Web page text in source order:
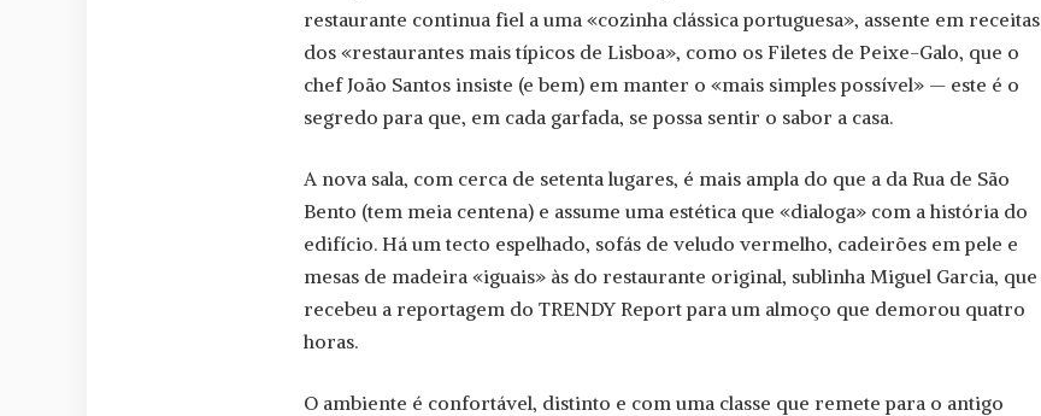
restaurante continua fiel a uma «cozinha clássica portuguesa», assente em receitas
dos «restaurantes mais típicos de Lisboa», como os Filetes de Peixe-Galo, que o
chef João Santos insiste (e bem) em manter o «mais simples possível» — este é o
segredo para que, em cada garfada, se possa sentir o sabor a casa.
A nova sala, com cerca de setenta lugares, é mais ampla do que a da Rua de São
Bento (tem meia centena) e assume uma estética que «dialoga» com a história do
edifício. Há um tecto espelhado, sofás de veludo vermelho, cadeirões em pele e
mesas de madeira «iguais» às do restaurante original, sublinha Miguel Garcia, que
recebeu a reportagem do TRENDY Report para um almoço que demorou quatro
horas.
O ambiente é confortável, distinto e com uma classe que remete para o antigo